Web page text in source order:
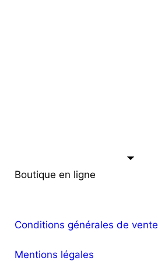
Boutique en ligne
Conditions générales de vente
Mentions légales